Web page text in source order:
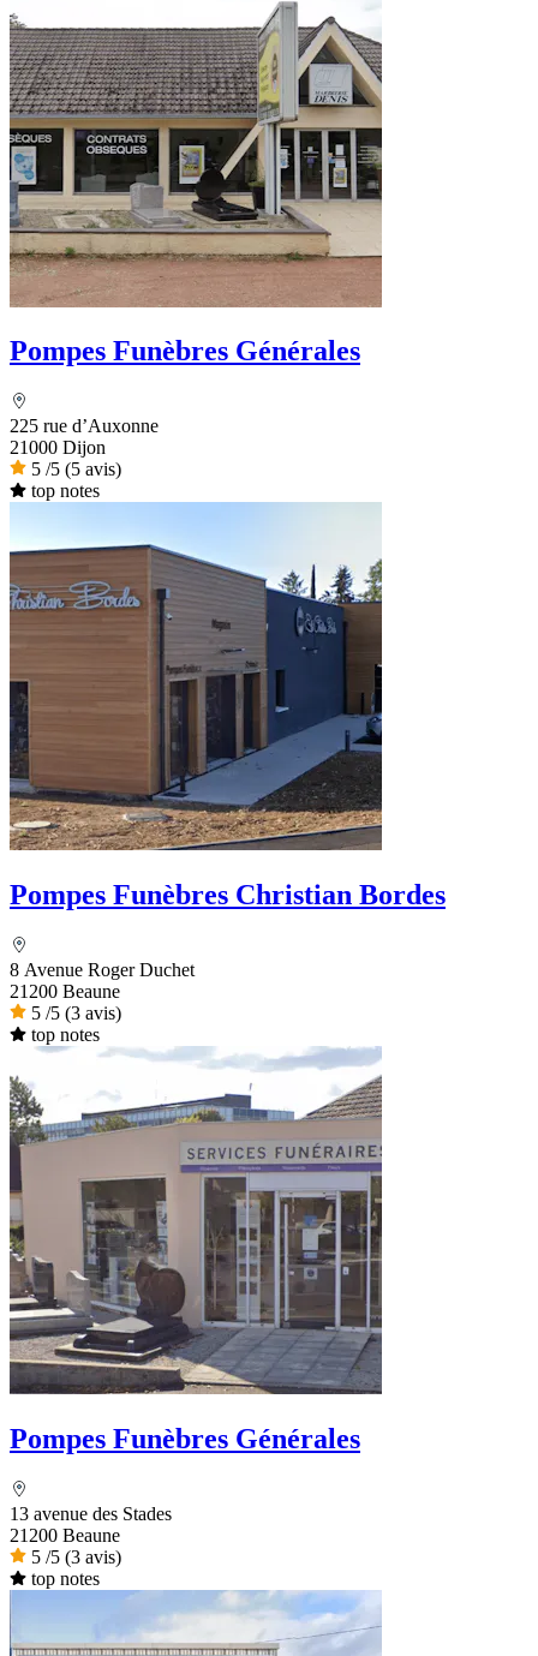
Pompes Funèbres Générales
225 rue d’Auxonne
21000 Dijon
5 /5 (5 avis)
top notes
Pompes Funèbres Christian Bordes
8 Avenue Roger Duchet
21200 Beaune
5 /5 (3 avis)
top notes
Pompes Funèbres Générales
13 avenue des Stades
21200 Beaune
5 /5 (3 avis)
top notes